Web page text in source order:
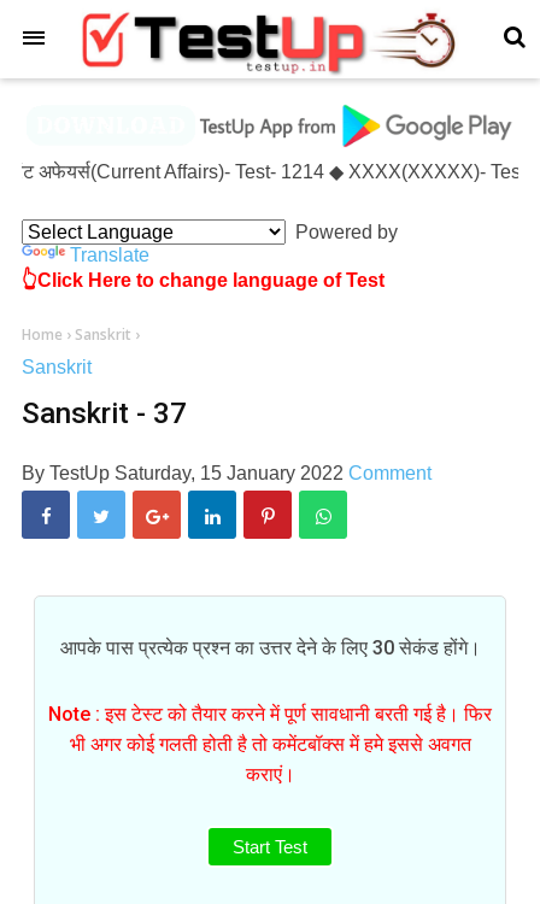
Affairs)- Test- 1214 ◆ XXXX(XXXXX)- Test-
Powered by
Translate
👆Click Here to change language of Test
Home › Sanskrit ›
Sanskrit
Sanskrit - 37
By TestUp Saturday, 15 January 2022 Comment
आपके पास प्रत्येक प्रश्न का उत्तर देने के लिए 30 सेकंड होंगे।
Note : इस टेस्ट को तैयार करने में पूर्ण सावधानी बरती गई है। फिर
भी अगर कोई गलती होती है तो कमेंटबॉक्स में हमे इससे अवगत
कराएं।
Start Test